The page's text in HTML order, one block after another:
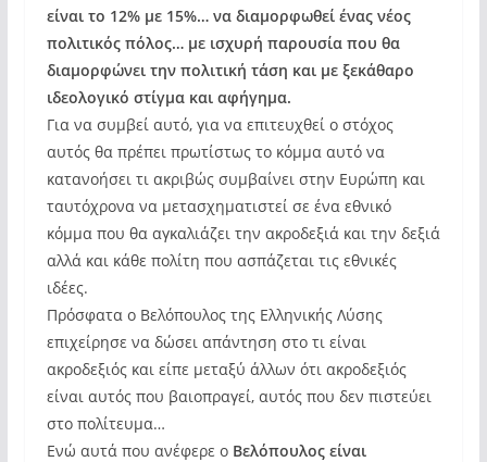
είναι το 12% με 15%… να διαμορφωθεί ένας νέος
πολιτικός πόλος… με ισχυρή παρουσία που θα
διαμορφώνει την πολιτική τάση και με ξεκάθαρο
ιδεολογικό στίγμα και αφήγημα.
Για να συμβεί αυτό, για να επιτευχθεί ο στόχος
αυτός θα πρέπει πρωτίστως το κόμμα αυτό να
κατανοήσει τι ακριβώς συμβαίνει στην Ευρώπη και
ταυτόχρονα να μετασχηματιστεί σε ένα εθνικό
κόμμα που θα αγκαλιάζει την ακροδεξιά και την δεξιά
αλλά και κάθε πολίτη που ασπάζεται τις εθνικές
ιδέες.
Πρόσφατα ο Βελόπουλος της Ελληνικής Λύσης
επιχείρησε να δώσει απάντηση στο τι είναι
ακροδεξιός και είπε μεταξύ άλλων ότι ακροδεξιός
είναι αυτός που βαιοπραγεί, αυτός που δεν πιστεύει
στο πολίτευμα…
Ενώ αυτά που ανέφερε ο Βελόπουλος είναι